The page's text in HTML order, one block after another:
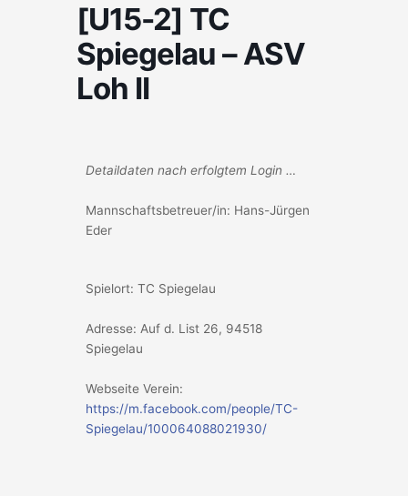
[U15-2] TC
Spiegelau – ASV
Loh II
Detaildaten nach erfolgtem Login …
Mannschaftsbetreuer/in: Hans-Jürgen
Eder
Spielort: TC Spiegelau
Adresse: Auf d. List 26, 94518
Spiegelau
Webseite Verein:
https://m.facebook.com/people/TC-
Spiegelau/100064088021930/